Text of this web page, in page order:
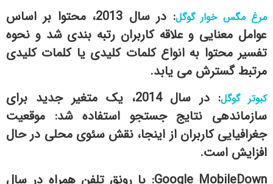
مرغ مگس خوار گوگل
: در سال 2013، محتوا بر اساس
عوامل معنایی و علاقه کاربران رتبه بندی شد و نحوه
تفسیر محتوا به انواع کلمات کلیدی یا کلمات کلیدی
مرتبط گسترش می یابد.
کبوتر گوگل
: در سال 2014، یک متغیر جدید برای
سازماندهی نتایج جستجو استفاده شد: موقعیت
جغرافیایی کاربران از اینجا، نقش سئوی محلی در حال
افزایش است.
Google MobileDown: با رونق تلفن همراه در سال